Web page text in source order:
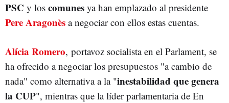
PSC y los comunes ya han emplazado al presidente
Pere Aragonès a negociar con ellos estas cuentas.
Alícia Romero, portavoz socialista en el Parlament, se
ha ofrecido a negociar los presupuestos "a cambio de
nada" como alternativa a la "inestabilidad que genera
la CUP", mientras que la líder parlamentaria de En